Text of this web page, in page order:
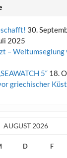
30.
2025
– Weltumseglung
5“ 18.
griechischer
AUGUST 2026
D F